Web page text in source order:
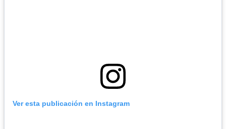
Ver esta publicación en Instagram